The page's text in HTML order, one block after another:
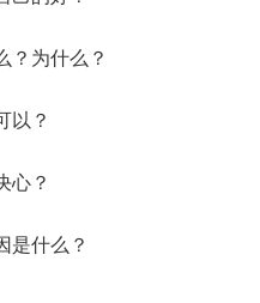
？为什么？
以？
心？
是什么？